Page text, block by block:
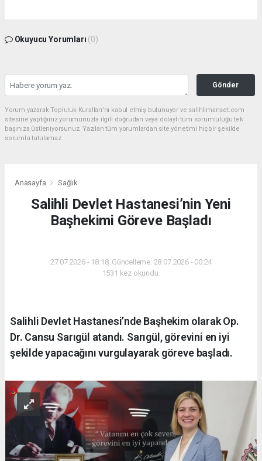
Okuyucu Yorumları (0)
Gönder
Yorum yazarak Topluluk Kuralları’nı kabul etmiş bulunuyor ve salihlimanset.com
sitesine yaptığınız yorumunuzla ilgili doğrudan veya dolaylı tüm sorumluluğu tek
başınıza üstleniyorsunuz. Yazılan tüm yorumlardan site yönetimi hiçbir şekilde
sorumlu tutulamaz.
Anasayfa Sağlık
Salihli Devlet Hastanesi’nin Yeni
Başhekimi Göreve Başladı
27.07.2026 - 18:18, Güncelleme: 28.07.2026 - 00:24
1531 kez okundu.
Salihli Devlet Hastanesi’nde Başhekim olarak Op.
Dr. Cansu Sarıgül atandı. Sarıgül, görevini en iyi
şekilde yapacağını vurgulayarak göreve başladı.